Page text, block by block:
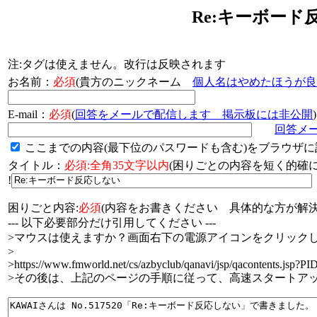
Re:キーボード
注:タグは使えません。改行は反映されます
お名前： 必須(貴方のニックネーム 個人名はやめたほうが
E-mail： 必須(回答をメールで配信します 掲示板には非公開)
回答メ
ここまでの内容(最下位のパスワードも含む)をブラウザ
タイトル： 必須:全角35文字以内(困りごとの内容を短く的
!
困りごと内容:必須(内容をお書きください 具体的な方が解
--- 以下必要部分だけ引用してください ---
>マウスは使えますか？画面右下の電源アイコンをクリッ
>
>https://www.fmworld.net/cs/azbyclub/qanavi/jsp/
>その後は、上記のページの手順に従って、高速スタートア